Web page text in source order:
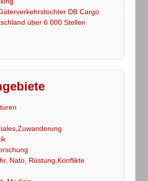
DB Cargo
über 6 000 Stellen
Nato, Rüstung,Konflikte